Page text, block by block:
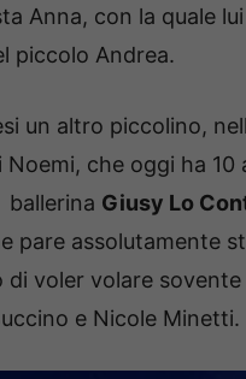
Anna, con la quale
piccolo Andrea.
un altro piccolino,
che oggi ha
ballerina Giusy Lo
pare assolutamente
voler volare sovente
e Nicole Minetti.